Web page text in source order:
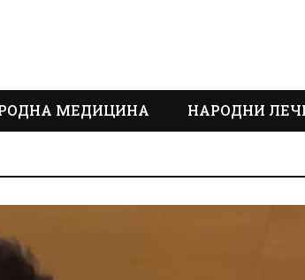
МЕДИЦИНА НАРОДНИ